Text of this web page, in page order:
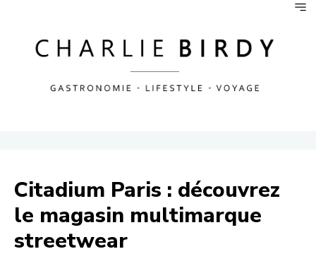
Citadium Paris : découvrez
le magasin multimarque
streetwear